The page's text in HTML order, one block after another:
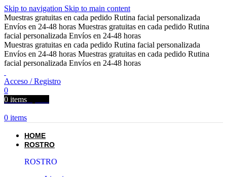
Skip to navigation Skip to main content
Muestras gratuitas en cada pedido Rutina facial personalizada
Envíos en 24-48 horas Muestras gratuitas en cada pedido Rutina
facial personalizada Envíos en 24-48 horas
Muestras gratuitas en cada pedido Rutina facial personalizada
Envíos en 24-48 horas Muestras gratuitas en cada pedido Rutina
facial personalizada Envíos en 24-48 horas
Acceso / Registro
0
0 items
0 items
HOME
ROSTRO
ROSTRO